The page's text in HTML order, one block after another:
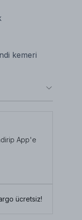
kemeri
App'e
ücretsiz!